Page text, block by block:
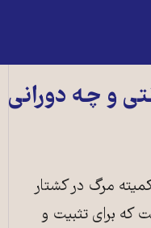
و چه دورانی
مرگ در کشتار
است که برای تثبیت و